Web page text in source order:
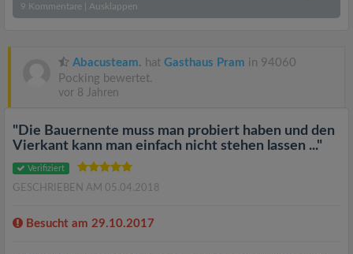
9 Kommentare Ausklappen
Abacusteam. hat Gasthaus Pram in 94060
Pocking bewertet.
vor 8 Jahren
"Die Bauernente muss man probiert haben und den
Vierkant kann man einfach nicht stehen lassen ..."
Verifiziert
GESCHRIEBEN AM 05.04.2018
Besucht am 29.10.2017